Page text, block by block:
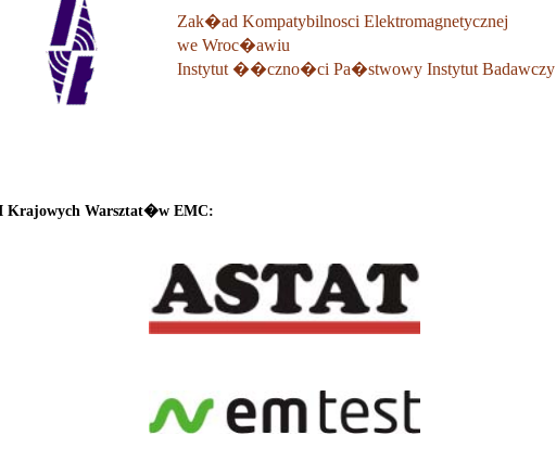
Zak�ad Kompatybilnosci Elektromagnetycznej
we Wroc�awiu
Instytut ��czno�ci Pa�stwowy Instytut Badawczy
Krajowych Warsztat�w EMC: